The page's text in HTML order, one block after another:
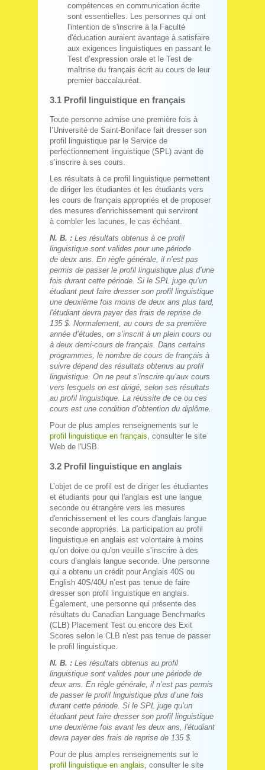
compétences en communication écrite
sont essentielles. Les personnes qui ont
l'intention de s'inscrire à la Faculté
d'éducation auraient avantage à satisfaire
aux exigences linguistiques en passant le
Test d’expression orale et le Test de
maîtrise du français écrit au cours de leur
premier baccalauréat.
3.1 Profil linguistique en français
Toute personne admise une première fois à
l’Université de Saint-Boniface fait dresser son
profil linguistique par le Service de
perfectionnement linguistique (SPL) avant de
s’inscrire à ses cours.
Les résultats à ce profil linguistique permettent
de diriger les étudiantes et les étudiants vers
les cours de français appropriés et de proposer
des mesures d'enrichissement qui serviront
à combler les lacunes, le cas échéant.
N. B. : Les résultats obtenus à ce profil
linguistique sont valides pour une période
de deux ans. En règle générale, il n’est pas
permis de passer le profil linguistique plus d’une
fois durant cette période. Si le SPL juge qu’un
étudiant peut faire dresser son profil linguistique
une deuxième fois moins de deux ans plus tard,
l'étudiant devra payer des frais de reprise de
135 $. Normalement, au cours de sa première
année d’études, on s’inscrit à un plein cours ou
à deux demi‑cours de français. Dans certains
programmes, le nombre de cours de français à
suivre dépend des résultats obtenus au profil
linguistique. On ne peut s’inscrire qu’aux cours
vers lesquels on est dirigé, selon ses résultats
au profil linguistique. La réussite de ce ou ces
cours est une condition d’obtention du diplôme.
Pour de plus amples renseignements sur le
profil linguistique en français, consulter le site
Web de l'USB.
3.2 Profil linguistique en anglais
L’objet de ce profil est de diriger les étudiantes
et étudiants pour qui l'anglais est une langue
seconde ou étrangère vers les mesures
d'enrichissement et les cours d'anglais langue
seconde appropriés. La participation au profil
linguistique en anglais est volontaire à moins
qu’on doive ou qu'on veuille s’inscrire à des
cours d’anglais langue seconde. Une personne
qui a obtenu un crédit pour Anglais 40S ou
English 40S/40U n’est pas tenue de faire
dresser son profil linguistique en anglais.
Également, une personne qui présente des
résultats du Canadian Language Benchmarks
(CLB) Placement Test ou encore des Exit
Scores selon le CLB n'est pas tenue de passer
le profil linguistique.
N. B. : Les résultats obtenus au profil
linguistique sont valides pour une période de
deux ans. En règle générale, il n’est pas permis
de passer le profil linguistique plus d’une fois
durant cette période. Si le SPL juge qu’un
étudiant peut faire dresser son profil linguistique
une deuxième fois avant les deux ans, l'étudiant
devra payer des frais de reprise de 135 $.
Pour de plus amples renseignements sur le
profil linguistique en anglais , consulter le site